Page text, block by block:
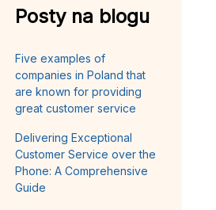
Posty na blogu
Five examples of
companies in Poland that
are known for providing
great customer service
Delivering Exceptional
Customer Service over the
Phone: A Comprehensive
Guide